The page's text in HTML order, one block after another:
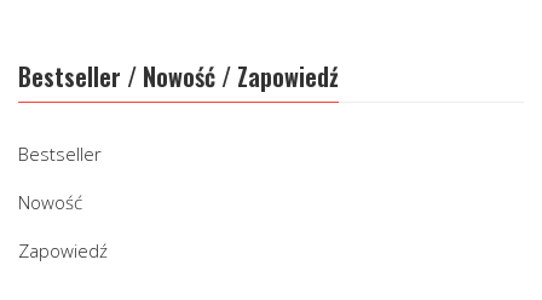
Bestseller / Nowość / Zapowiedź
Bestseller
Nowość
Zapowiedź